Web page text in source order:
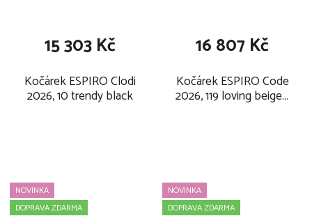
Kočárek ESPIRO Clodi
2026, 10 trendy black
15 303 Kč
Kočárek ESPIRO Code
2026, 119 loving beige -
16 807 Kč
NOVINKA
DOPRAVA ZDARMA
NOVINKA
DOPRAVA ZDARMA